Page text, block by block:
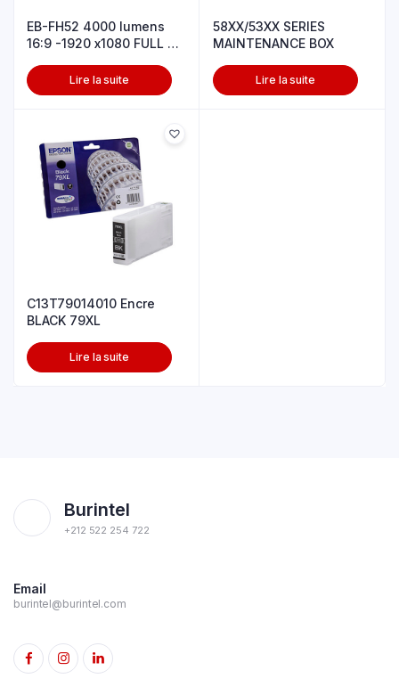
EB-FH52 4000 lumens
16:9 -1920 x1080 FULL HD
Lire la suite
58XX/53XX SERIES
MAINTENANCE BOX
Lire la suite
C13T79014010 Encre
BLACK 79XL
Lire la suite
Burintel
+212 522 254 722
Email
burintel@burintel.com